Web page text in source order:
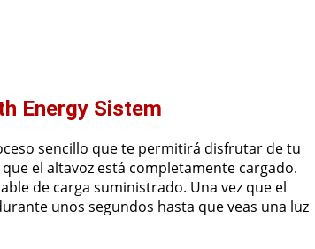
Energy Sistem
sencillo que te permitirá disfrutar de tu
el altavoz está completamente cargado.
de carga suministrado. Una vez que el
unos segundos hasta que veas una luz